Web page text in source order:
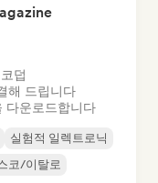
덥
해 드립니다
다운로드합니다
실험적 일렉트로닉
코/이탈로